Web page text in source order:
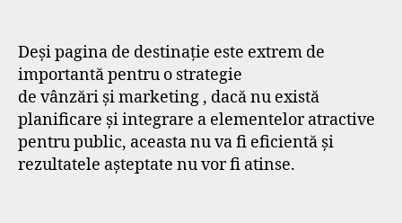
Deși pagina de destinație este extrem de
importantă pentru o strategie
de vânzări și marketing , dacă nu există
planificare și integrare a elementelor atractive
pentru public, aceasta nu va fi eficientă și
rezultatele așteptate nu vor fi atinse.